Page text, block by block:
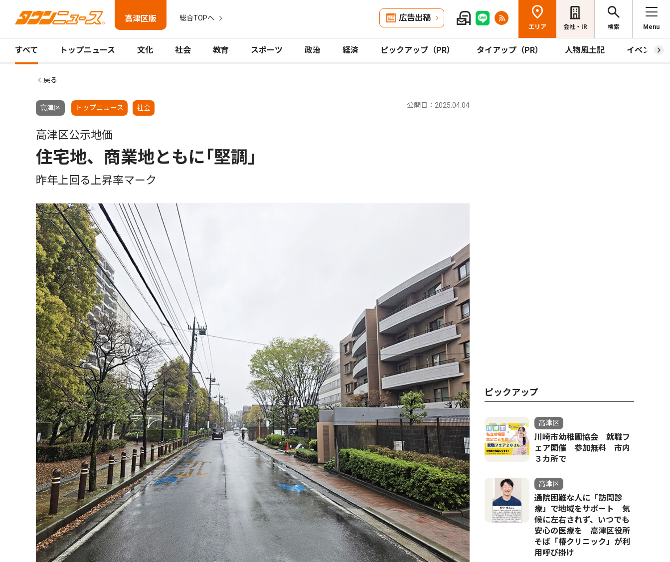
高津区版 総合TOPへ 広告出稿
エリア 会社・IR 検索 Menu
すべて トップニュース 文化 社会 教育 スポーツ 政治 経済 ピックアップ（PR） タイアップ（PR） 人物風土記 イベント
戻る
高津区 トップニュース 社会 公開日：2025.04.04
高津区公示地価
住宅地、商業地ともに｢堅調｣
昨年上回る上昇率マーク
ピックアップ
高津区
川崎市幼稚園協会 就職フ
ェア開催 参加無料 市内
３カ所で
高津区
通院困難な人に「訪問診
療」で地域をサポート 気
候に左右されず、いつでも
安心の医療を 高津区役所
そば「椿クリニック」が利
用呼び掛け